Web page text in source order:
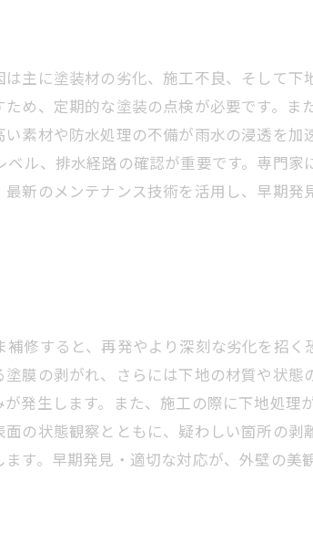
主に塗装材の劣化、施工不良、そして下
め、定期的な塗装の点検が必要です。ま
素材や防水処理の不備が雨水の浸透を加
ル、排水経路の確認が重要です。専門家
新のメンテナンス技術を活用し、早期発
修すると、再発やより深刻な劣化を招く
膜の剥がれ、さらには下地の材質や状態
発生します。また、施工の際に下地処理が
の状態観察とともに、疑わしい箇所の剥
す。早期発見・適切な対応が、外壁の美